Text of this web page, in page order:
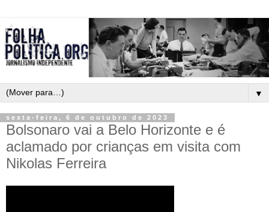
▼
sexta-feira, 6 de outubro de 2023
Bolsonaro vai a Belo Horizonte e é
aclamado por crianças em visita com
Nikolas Ferreira